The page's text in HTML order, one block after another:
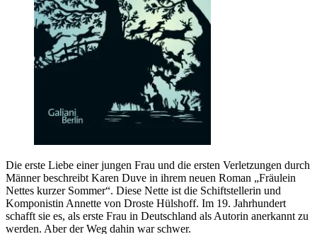
Die erste Liebe einer jungen Frau und die ersten Verletzungen durch
Männer beschreibt Karen Duve in ihrem neuen Roman „Fräulein
Nettes kurzer Sommer“. Diese Nette ist die Schiftstellerin und
Komponistin Annette von Droste Hülshoff. Im 19. Jahrhundert
schafft sie es, als erste Frau in Deutschland als Autorin anerkannt zu
werden. Aber der Weg dahin war schwer.